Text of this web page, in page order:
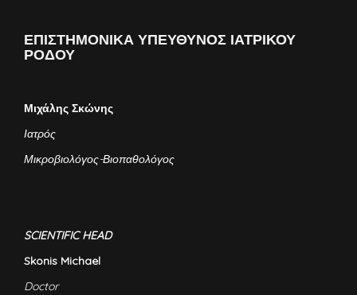
ΕΠΙΣΤΗΜΟΝΙΚΑ ΥΠΕΥΘΥΝΟΣ ΙΑΤΡΙΚΟΥ
ΡΟΔΟΥ
Μιχάλης Σκώνης
Ιατρός
Μικροβιολόγος-Βιοπαθολόγος
SCIENTIFIC HEAD
Skonis Michael
Doctor